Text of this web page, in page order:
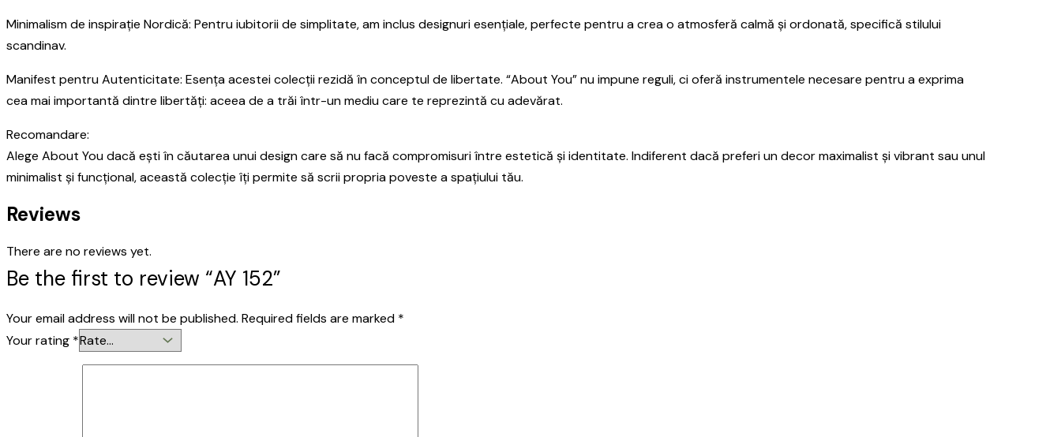
Minimalism de inspirație Nordică: Pentru iubitorii de simplitate, am inclus designuri esențiale, perfecte pentru a crea o atmosferă calmă și ordonată, specifică stilului
scandinav.
Manifest pentru Autenticitate: Esența acestei colecții rezidă în conceptul de libertate. “About You” nu impune reguli, ci oferă instrumentele necesare pentru a exprima
cea mai importantă dintre libertăți: aceea de a trăi într-un mediu care te reprezintă cu adevărat.
Recomandare:
Alege About You dacă ești în căutarea unui design care să nu facă compromisuri între estetică și identitate. Indiferent dacă preferi un decor maximalist și vibrant sau unul
minimalist și funcțional, această colecție îți permite să scrii propria poveste a spațiului tău.
Reviews
There are no reviews yet.
Be the first to review “AY 152”
Your email address will not be published. Required fields are marked *
Your rating *